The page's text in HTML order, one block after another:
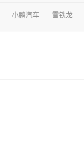
小鹏汽车 雪铁龙